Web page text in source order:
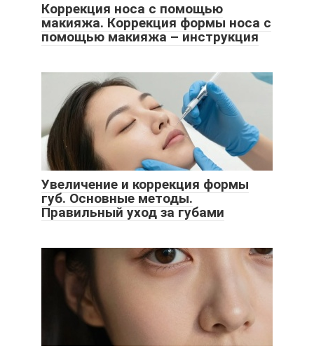
Коррекция носа с помощью
макияжа. Коррекция формы носа с
помощью макияжа – инструкция
Увеличение и коррекция формы
губ. Основные методы.
Правильный уход за губами